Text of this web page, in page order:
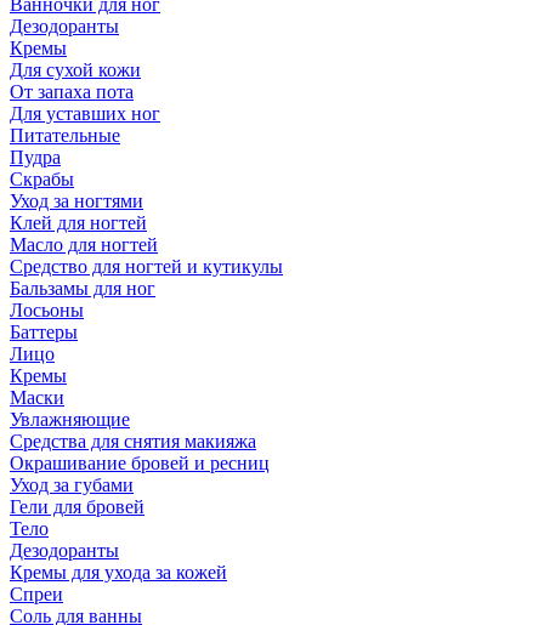
Ванночки для ног
Дезодоранты
Кремы
Для сухой кожи
От запаха пота
Для уставших ног
Питательные
Пудра
Скрабы
Уход за ногтями
Клей для ногтей
Масло для ногтей
Средство для ногтей и кутикулы
Бальзамы для ног
Лосьоны
Баттеры
Лицо
Кремы
Маски
Увлажняющие
Средства для снятия макияжа
Окрашивание бровей и ресниц
Уход за губами
Гели для бровей
Тело
Дезодоранты
Кремы для ухода за кожей
Спреи
Соль для ванны